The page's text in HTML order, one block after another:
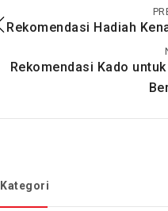
Sederhana yang
Bermanfaat
Rekomendasi Hadiah
Rekomendasi Kado
Kategori